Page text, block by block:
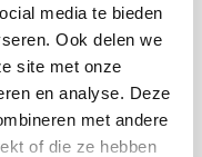
media te bieden
Ook delen we
site met onze
en analyse. Deze
met andere
of die ze hebben